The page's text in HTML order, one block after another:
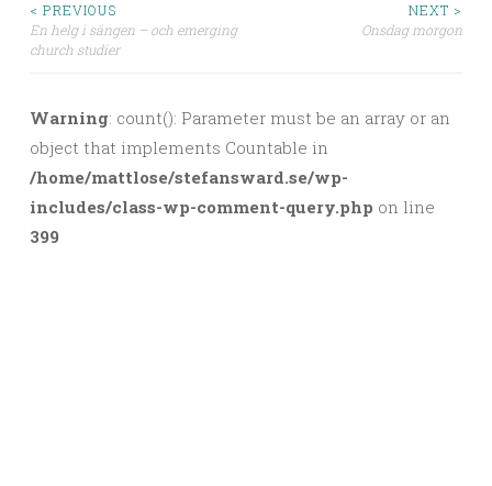
Post navigation
< PREVIOUS
En helg i sängen – och emerging
church studier
NEXT >
Onsdag morgon
Warning: count(): Parameter must be an array or an
object that implements Countable in
/home/mattlose/stefansward.se/wp-
includes/class-wp-comment-query.php on line
399